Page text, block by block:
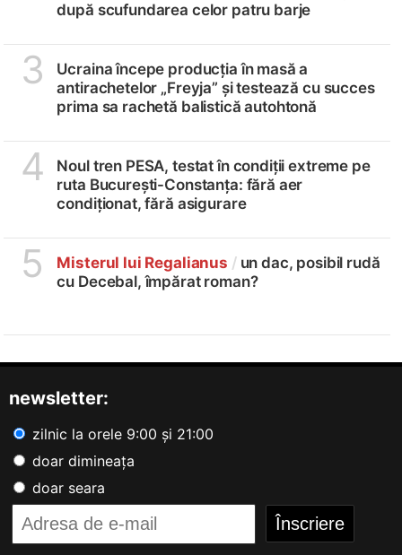
după scufundarea celor patru barje
3
Ucraina începe producția în masă a
antirachetelor „Freyja” și testează cu succes
prima sa rachetă balistică autohtonă
4
Noul tren PESA, testat în condiții extreme pe
ruta București-Constanța: fără aer
condiționat, fără asigurare
5 Misterul lui Regalianus /un dac, posibil rudă
cu Decebal, împărat roman?
newsletter:
zilnic la orele 9:00 și 21:00
doar dimineața
doar seara